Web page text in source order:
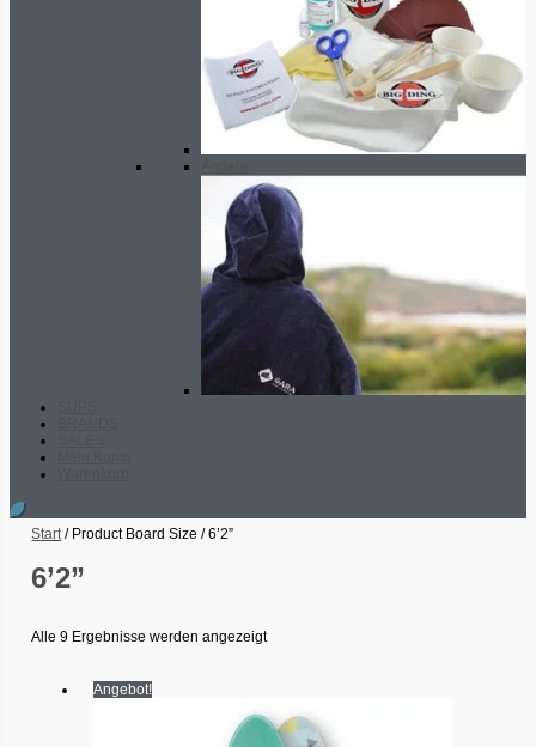
Start/ Product Board Size / 6’2”
6’2”
Alle 9 Ergebnisse werden angezeigt
Angebot!